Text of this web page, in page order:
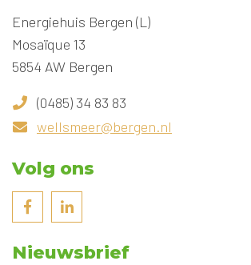
Energiehuis Bergen (L)
Mosaïque 13
5854 AW Bergen
(0485) 34 83 83
wellsmeer@bergen.nl
Volg ons
Nieuwsbrief